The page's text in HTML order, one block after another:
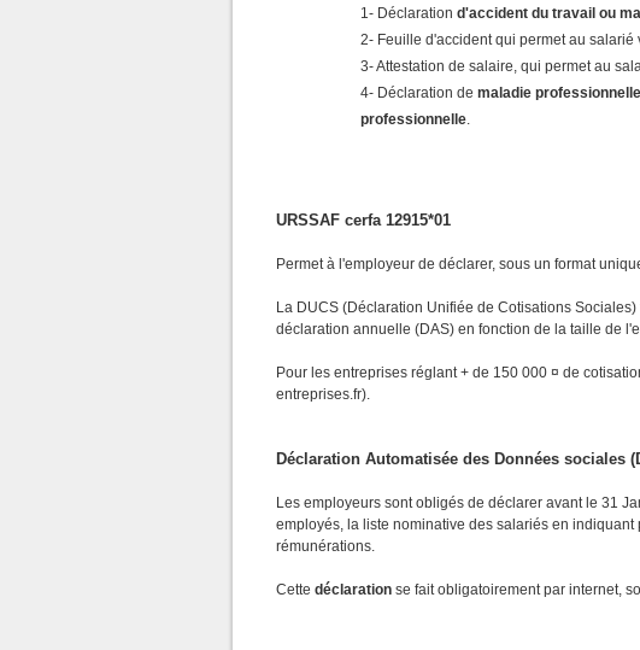
1- Déclaration d'accident du travail ou
2- Feuille d'accident qui permet au salarié
3- Attestation de salaire, qui permet au
4- Déclaration de maladie
professionnelle.
URSSAF cerfa 12915*01
Permet à l'employeur de déclarer, sous un format
La DUCS (Déclaration Unifiée de Cotisations
déclaration annuelle (DAS) en fonction de la taille de
Pour les entreprises réglant + de 150 000 ¤ de
entreprises.fr).
Déclaration Automatisée des Données sociales
Les employeurs sont obligés de déclarer avant le 31
employés, la liste nominative des salariés en
rémunérations.
Cette déclarationse fait obligatoirement par internet,